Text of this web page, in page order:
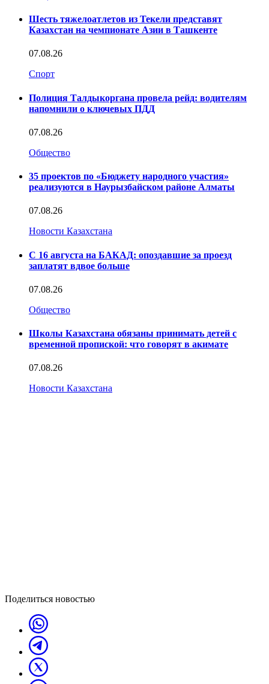
Шесть тяжелоатлетов из Текели представят
Казахстан на чемпионате Азии в Ташкенте
07.08.26
Спорт
Полиция Талдыкоргана провела рейд: водителям
напомнили о ключевых ПДД
07.08.26
Общество
35 проектов по «Бюджету народного участия»
реализуются в Наурызбайском районе Алматы
07.08.26
Новости Казахстана
С 16 августа на БАКАД: опоздавшие за проезд
заплатят вдвое больше
07.08.26
Общество
Школы Казахстана обязаны принимать детей с
временной пропиской: что говорят в акимате
07.08.26
Новости Казахстана
Поделиться новостью